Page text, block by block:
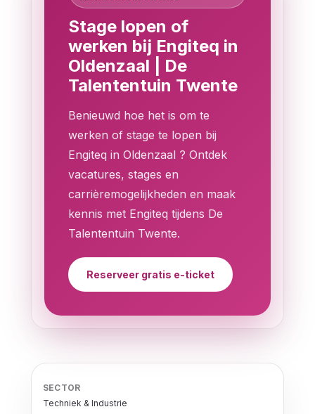
Stage lopen of
werken bij Engiteq in
Oldenzaal | De
Talententuin Twente
Benieuwd hoe het is om te
werken of stage te lopen bij
Engiteq in Oldenzaal ? Ontdek
vacatures, stages en
carrièremogelijkheden en maak
kennis met Engiteq tijdens De
Talententuin Twente.
Reserveer gratis e-ticket
SECTOR
Techniek & Industrie